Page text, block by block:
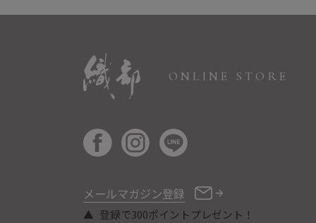
ONLINE STORE
メールマガジン登録
登録で300ポイントプレゼント！